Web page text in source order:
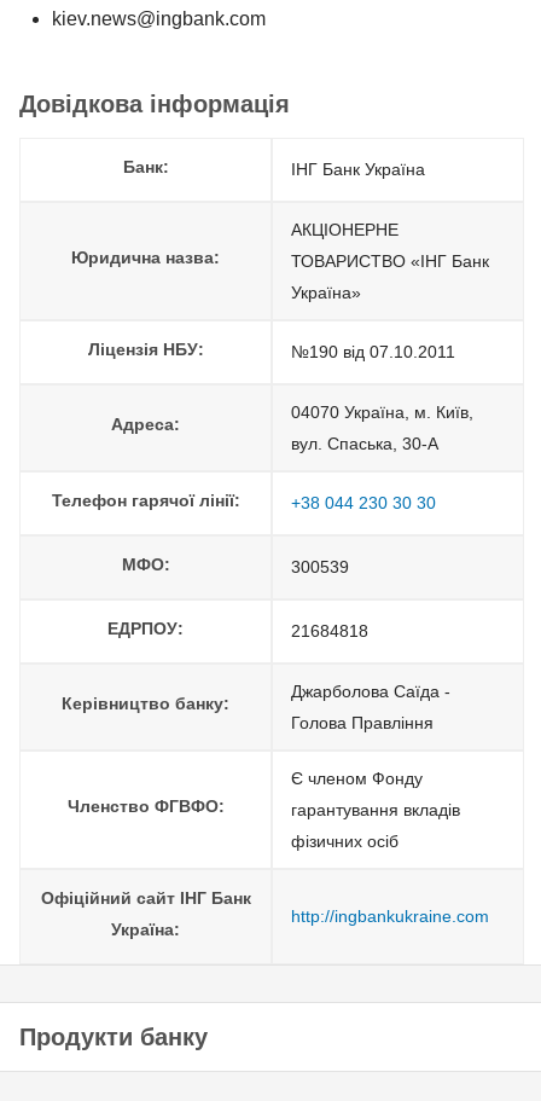
kiev.news@ingbank.com
Довідкова інформація
Банк: ІНГ Банк Україна
Юридична назва:
АКЦІОНЕРНЕ
ТОВАРИСТВО «ІНГ Банк
Україна»
Ліцензія НБУ: №190 від 07.10.2011
Адреса:
04070 Україна, м. Київ,
вул. Спаська, 30-А
Телефон гарячої лінії: +38 044 230 30 30
МФО: 300539
ЕДРПОУ: 21684818
Керівництво банку:
Джарболова Саїда -
Голова Правління
Членство ФГВФО:
Є членом Фонду
гарантування вкладів
фізичних осіб
Офіційний сайт ІНГ Банк
Україна:
http://ingbankukraine.com
Продукти банку